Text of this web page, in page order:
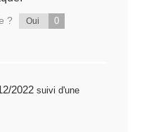
? Oui 0
28/12/2022 suivi d'une